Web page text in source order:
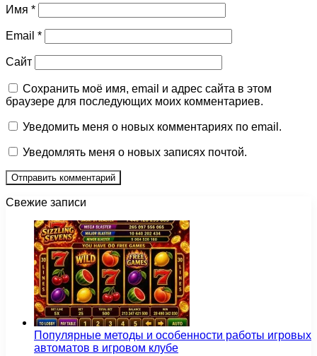
Имя *
Email *
Сайт
Сохранить моё имя, email и адрес сайта в этом
браузере для последующих моих комментариев.
Уведомить меня о новых комментариях по email.
Уведомлять меня о новых записях почтой.
Свежие записи
Популярные методы и особенности работы игровых
автоматов в игровом клубе